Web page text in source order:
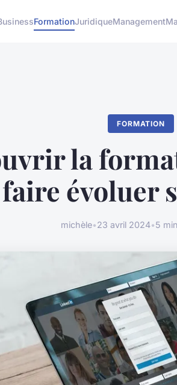
FormationJuridiqueManagement
FORMATION
la
évoluer
michèle•23 avril 2024•5